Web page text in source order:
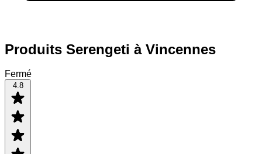
Produits Serengeti à Vincennes
Fermé
4.8